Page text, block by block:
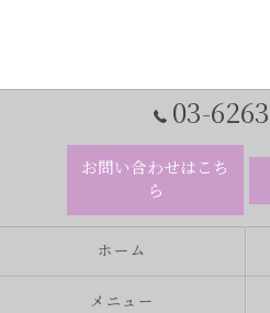
03-
お問い合わせはこち
ら
ホーム
メニュー